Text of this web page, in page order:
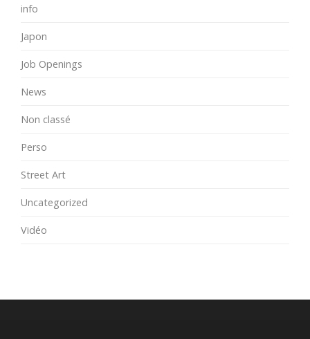
info
Japon
Job Openings
News
Non classé
Perso
Street Art
Uncategorized
Vidéo